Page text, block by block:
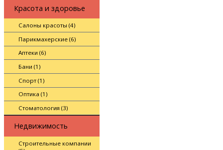
Красота и здоровье
Салоны красоты (4)
Парикмахерские (6)
Аптеки (6)
Бани (1)
Спорт (1)
Оптика (1)
Стоматология (3)
Недвижимость
Строительные компании